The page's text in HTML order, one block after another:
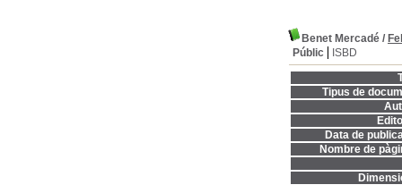
Benet Mercadé /
Públic
ISBD
Tipus de
Data de
Nombre de